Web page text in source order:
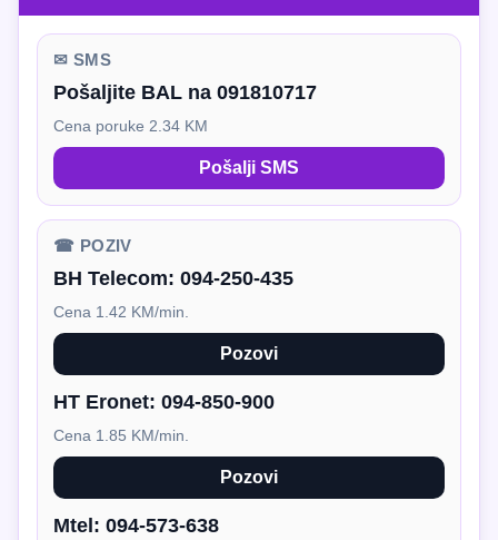
✉ SMS
Pošaljite BAL na 091810717
Cena poruke 2.34 KM
Pošalji SMS
☎ POZIV
BH Telecom: 094-250-435
Cena 1.42 KM/min.
Pozovi
HT Eronet: 094-850-900
Cena 1.85 KM/min.
Pozovi
Mtel: 094-573-638